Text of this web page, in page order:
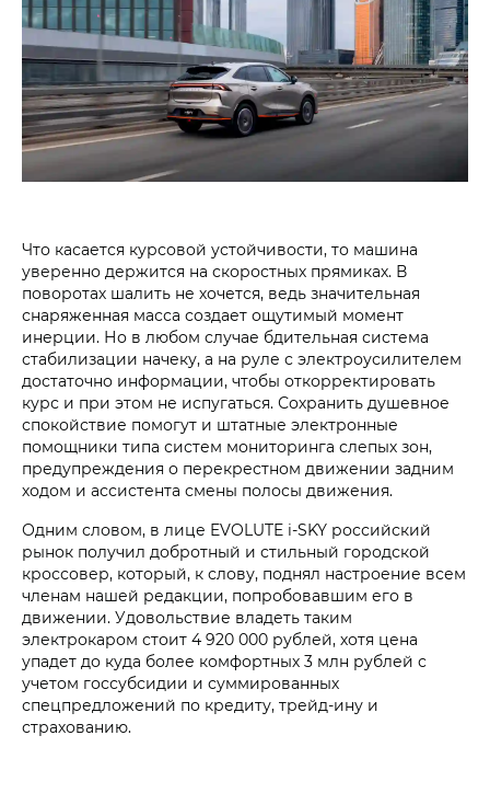
Что касается курсовой устойчивости, то машина
уверенно держится на скоростных прямиках. В
поворотах шалить не хочется, ведь значительная
снаряженная масса создает ощутимый момент
инерции. Но в любом случае бдительная система
стабилизации начеку, а на руле с электроусилителем
достаточно информации, чтобы откорректировать
курс и при этом не испугаться. Сохранить душевное
спокойствие помогут и штатные электронные
помощники типа систем мониторинга слепых зон,
предупреждения о перекрестном движении задним
ходом и ассистента смены полосы движения.
Одним словом, в лице EVOLUTE i‑SKY российский
рынок получил добротный и стильный городской
кроссовер, который, к слову, поднял настроение всем
членам нашей редакции, попробовавшим его в
движении. Удовольствие владеть таким
электрокаром стоит 4 920 000 рублей, хотя цена
упадет до куда более комфортных 3 млн рублей с
учетом госсубсидии и суммированных
спецпредложений по кредиту, трейд-ину и
страхованию.